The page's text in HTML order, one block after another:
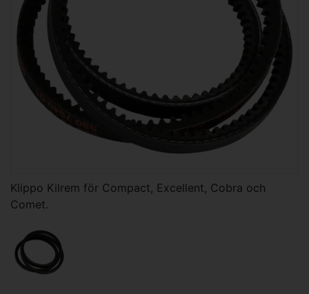
Klippo Kilrem för Compact, Excellent, Cobra och
Comet.